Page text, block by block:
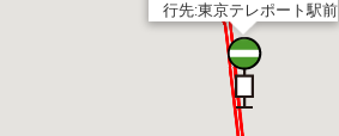
行先:東京テレポート駅前